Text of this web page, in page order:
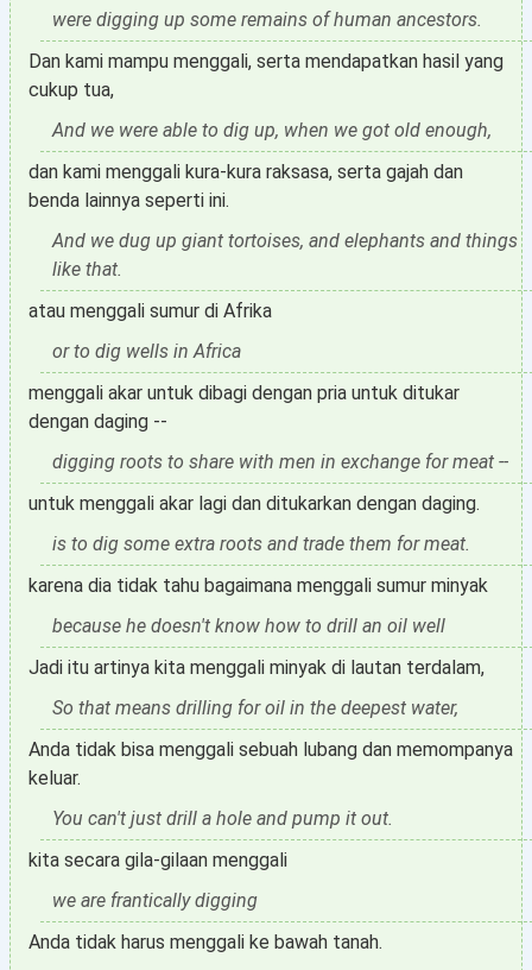
were digging up some remains of human ancestors.
Dan kami mampu menggali, serta mendapatkan hasil yang
cukup tua,
And we were able to dig up, when we got old enough,
dan kami menggali kura-kura raksasa, serta gajah dan
benda lainnya seperti ini.
And we dug up giant tortoises, and elephants and things
like that.
atau menggali sumur di Afrika
or to dig wells in Africa
menggali akar untuk dibagi dengan pria untuk ditukar
dengan daging --
digging roots to share with men in exchange for meat --
untuk menggali akar lagi dan ditukarkan dengan daging.
is to dig some extra roots and trade them for meat.
karena dia tidak tahu bagaimana menggali sumur minyak
because he doesn't know how to drill an oil well
Jadi itu artinya kita menggali minyak di lautan terdalam,
So that means drilling for oil in the deepest water,
Anda tidak bisa menggali sebuah lubang dan memompanya
keluar.
You can't just drill a hole and pump it out.
kita secara gila-gilaan menggali
we are frantically digging
Anda tidak harus menggali ke bawah tanah.